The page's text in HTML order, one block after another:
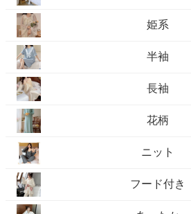
姫系
半袖
長袖
花柄
ニット
フード付き